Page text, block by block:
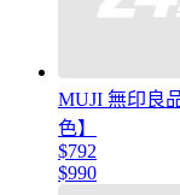
MUJI 無印良
色】
$792
$990